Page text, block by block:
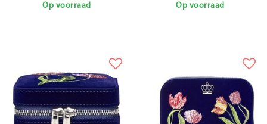
Op voorraad Op voorraad